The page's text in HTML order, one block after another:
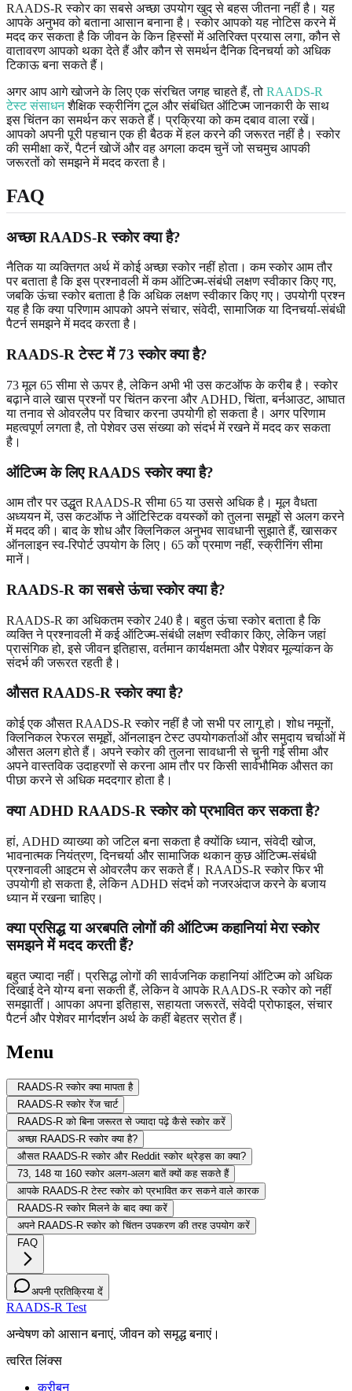
RAADS-R स्कोर का सबसे अच्छा उपयोग खुद से बहस जीतना नहीं है। यह
आपके अनुभव को बताना आसान बनाना है। स्कोर आपको यह नोटिस करने में
मदद कर सकता है कि जीवन के किन हिस्सों में अतिरिक्त प्रयास लगा, कौन से
वातावरण आपको थका देते हैं और कौन से समर्थन दैनिक दिनचर्या को अधिक
टिकाऊ बना सकते हैं।
अगर आप आगे खोजने के लिए एक संरचित जगह चाहते हैं, तो RAADS-R
टेस्ट संसाधनशैक्षिक स्क्रीनिंग टूल और संबंधित ऑटिज्म जानकारी के साथ
इस चिंतन का समर्थन कर सकते हैं। प्रक्रिया को कम दबाव वाला रखें।
आपको अपनी पूरी पहचान एक ही बैठक में हल करने की जरूरत नहीं है। स्कोर
की समीक्षा करें, पैटर्न खोजें और वह अगला कदम चुनें जो सचमुच आपकी
जरूरतों को समझने में मदद करता है।
FAQ
अच्छा RAADS-R स्कोर क्या है?
नैतिक या व्यक्तिगत अर्थ में कोई अच्छा स्कोर नहीं होता। कम स्कोर आम तौर
पर बताता है कि इस प्रश्नावली में कम ऑटिज्म-संबंधी लक्षण स्वीकार किए गए,
जबकि ऊंचा स्कोर बताता है कि अधिक लक्षण स्वीकार किए गए। उपयोगी प्रश्न
यह है कि क्या परिणाम आपको अपने संचार, संवेदी, सामाजिक या दिनचर्या-संबंधी
पैटर्न समझने में मदद करता है।
RAADS-R टेस्ट में 73 स्कोर क्या है?
73 मूल 65 सीमा से ऊपर है, लेकिन अभी भी उस कटऑफ के करीब है। स्कोर
बढ़ाने वाले खास प्रश्नों पर चिंतन करना और ADHD, चिंता, बर्नआउट, आघात
या तनाव से ओवरलैप पर विचार करना उपयोगी हो सकता है। अगर परिणाम
महत्वपूर्ण लगता है, तो पेशेवर उस संख्या को संदर्भ में रखने में मदद कर सकता
है।
ऑटिज्म के लिए RAADS स्कोर क्या है?
आम तौर पर उद्धृत RAADS-R सीमा 65 या उससे अधिक है। मूल वैधता
अध्ययन में, उस कटऑफ ने ऑटिस्टिक वयस्कों को तुलना समूहों से अलग करने
में मदद की। बाद के शोध और क्लिनिकल अनुभव सावधानी सुझाते हैं, खासकर
ऑनलाइन स्व-रिपोर्ट उपयोग के लिए। 65 को प्रमाण नहीं, स्क्रीनिंग सीमा
मानें।
RAADS-R का सबसे ऊंचा स्कोर क्या है?
RAADS-R का अधिकतम स्कोर 240 है। बहुत ऊंचा स्कोर बताता है कि
व्यक्ति ने प्रश्नावली में कई ऑटिज्म-संबंधी लक्षण स्वीकार किए, लेकिन जहां
प्रासंगिक हो, इसे जीवन इतिहास, वर्तमान कार्यक्षमता और पेशेवर मूल्यांकन के
संदर्भ की जरूरत रहती है।
औसत RAADS-R स्कोर क्या है?
कोई एक औसत RAADS-R स्कोर नहीं है जो सभी पर लागू हो। शोध नमूनों,
क्लिनिकल रेफरल समूहों, ऑनलाइन टेस्ट उपयोगकर्ताओं और समुदाय चर्चाओं में
औसत अलग होते हैं। अपने स्कोर की तुलना सावधानी से चुनी गई सीमा और
अपने वास्तविक उदाहरणों से करना आम तौर पर किसी सार्वभौमिक औसत का
पीछा करने से अधिक मददगार होता है।
क्या ADHD RAADS-R स्कोर को प्रभावित कर सकता है?
हां, ADHD व्याख्या को जटिल बना सकता है क्योंकि ध्यान, संवेदी खोज,
भावनात्मक नियंत्रण, दिनचर्या और सामाजिक थकान कुछ ऑटिज्म-संबंधी
प्रश्नावली आइटम से ओवरलैप कर सकते हैं। RAADS-R स्कोर फिर भी
उपयोगी हो सकता है, लेकिन ADHD संदर्भ को नजरअंदाज करने के बजाय
ध्यान में रखना चाहिए।
क्या प्रसिद्ध या अरबपति लोगों की ऑटिज्म कहानियां मेरा स्कोर
समझने में मदद करती हैं?
बहुत ज्यादा नहीं। प्रसिद्ध लोगों की सार्वजनिक कहानियां ऑटिज्म को अधिक
दिखाई देने योग्य बना सकती हैं, लेकिन वे आपके RAADS-R स्कोर को नहीं
समझातीं। आपका अपना इतिहास, सहायता जरूरतें, संवेदी प्रोफाइल, संचार
पैटर्न और पेशेवर मार्गदर्शन अर्थ के कहीं बेहतर स्रोत हैं।
Menu
RAADS-R स्कोर क्या मापता है
RAADS-R स्कोर रेंज चार्ट
RAADS-R को बिना जरूरत से ज्यादा पढ़े कैसे स्कोर करें
अच्छा RAADS-R स्कोर क्या है?
औसत RAADS-R स्कोर और Reddit स्कोर थ्रेड्स का क्या?
73, 148 या 160 स्कोर अलग-अलग बातें क्यों कह सकते हैं
आपके RAADS-R टेस्ट स्कोर को प्रभावित कर सकने वाले कारक
RAADS-R स्कोर मिलने के बाद क्या करें
अपने RAADS-R स्कोर को चिंतन उपकरण की तरह उपयोग करें
FAQ
अपनी प्रतिक्रिया दें
RAADS-R Test
अन्वेषण को आसान बनाएं, जीवन को समृद्ध बनाएं।
त्वरित लिंक्स
करीबन